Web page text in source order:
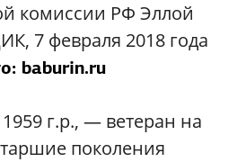
комиссии РФ Эллой
7 февраля 2018 года
baburin.ru
г.р., — ветеран на
поколения